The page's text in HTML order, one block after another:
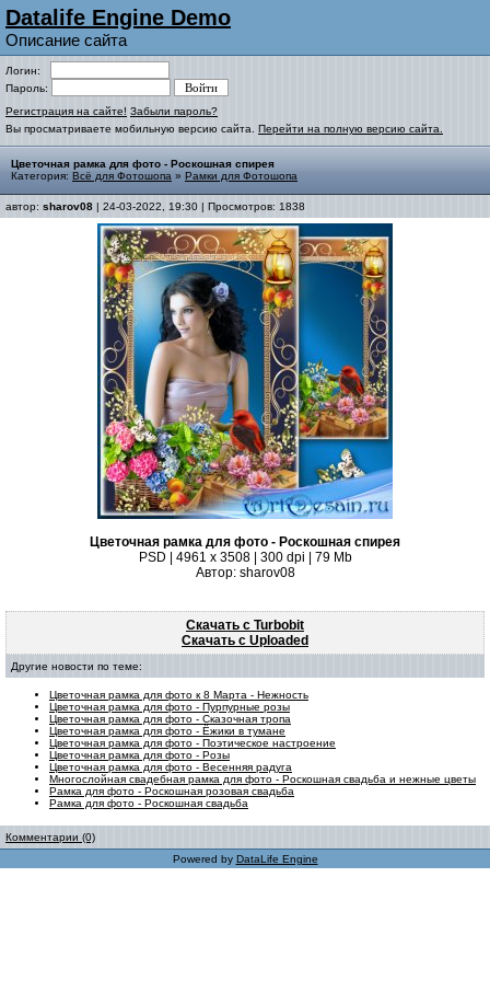
Datalife Engine Demo
Описание сайта
Логин:
Пароль:
Регистрация на сайте! Забыли пароль?
Вы просматриваете мобильную версию сайта. Перейти на полную версию сайта.
Цветочная рамка для фото - Роскошная спирея
Категория: Всё для Фотошопа » Рамки для Фотошопа
автор: sharov08 | 24-03-2022, 19:30 | Просмотров: 1838
Цветочная рамка для фото - Роскошная спирея
PSD | 4961 х 3508 | 300 dpi | 79 Mb
Автор: sharov08
Скачать с Turbobit
Скачать с Uploaded
Другие новости по теме:
Цветочная рамка для фото к 8 Марта - Нежность
Цветочная рамка для фото - Пурпурные розы
Цветочная рамка для фото - Сказочная тропа
Цветочная рамка для фото - Ёжики в тумане
Цветочная рамка для фото - Поэтическое настроение
Цветочная рамка для фото - Розы
Цветочная рамка для фото - Весенняя радуга
Многослойная свадебная рамка для фото - Роскошная свадьба и нежные цветы
Рамка для фото - Роскошная розовая свадьба
Рамка для фото - Роскошная свадьба
Комментарии (0)
Powered by DataLife Engine